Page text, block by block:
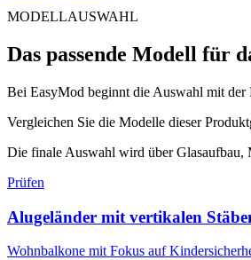
MODELLAUSWAHL
Das passende Modell für
Bei EasyMod beginnt die Auswahl mit der
Vergleichen Sie die Modelle dieser
Die finale Auswahl wird über Glasaufbau,
Prüfen
Alugeländer mit vertikalen
Wohnbalkone mit Fokus auf